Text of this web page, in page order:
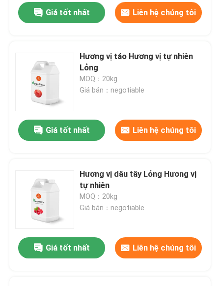
Các sản phẩm
Video
Về chúng tôi
Giá tốt nhất Liên hệ chúng tôi
Hương vị táo Hương vị tự nhiên
Lỏng
MOQ：20kg
Giá bán：negotiable
Giá tốt nhất Liên hệ chúng tôi
Hương vị dâu tây Lỏng Hương vị
tự nhiên
MOQ：20kg
Giá bán：negotiable
Giá tốt nhất Liên hệ chúng tôi